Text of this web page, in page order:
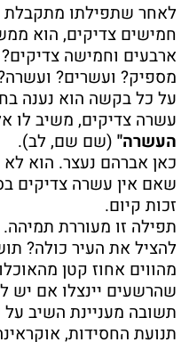
לאחר שתפילתו מתקבלת
חמישים צדיקים, הוא
ארבעים וחמישה
מספיק? ועשרים?
על כל בקשה הוא נענה
עשרה צדיקים, משיב לו
העשרה" (שם שם, לב).
כאן אברהם נעצר. הוא
שאם אין עשרה צדיקים
זכות קיום.
תפילה זו מעוררת
להציל את העיר כולה?
מהווים אחוז קטן
שהרשעים יינצלו אם יש
תשובה מעניינת השיב על